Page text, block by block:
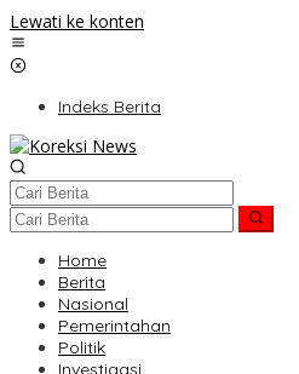
Lewati ke konten
Indeks Berita
Home
Berita
Nasional
Pemerintahan
Politik
Investigasi